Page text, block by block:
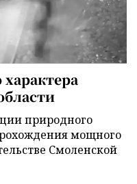
природного
мощного
Смоленской